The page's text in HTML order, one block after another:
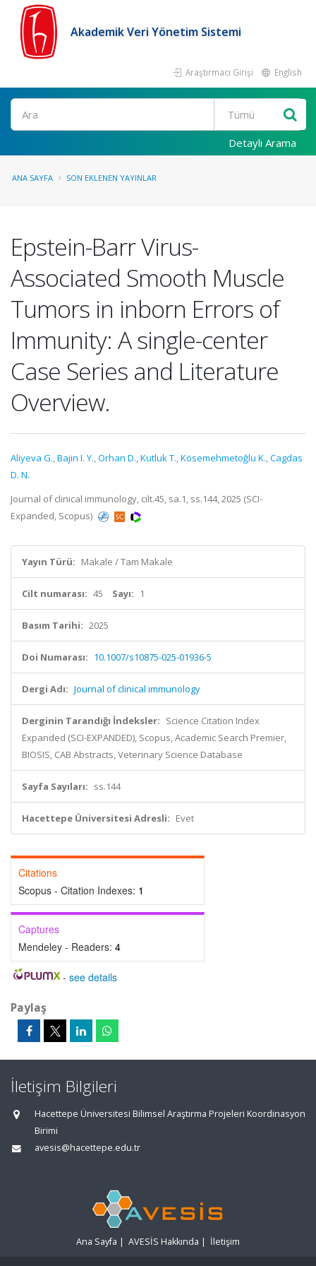
Akademik Veri Yönetim Sistemi
Araştırmacı Girişi English
Ara
Detaylı Arama
ANA SAYFA SON EKLENEN YAYINLAR
Epstein-Barr Virus-
Associated Smooth Muscle
Tumors in inborn Errors of
Immunity: A single-center
Case Series and Literature
Overview.
Aliyeva G.,Bajin I. Y.,Orhan D.,Kutluk T.,Kösemehmetoğlu K.,Cagdas
D. N.
Journal of clinical immunology, cilt.45, sa.1, ss.144, 2025 (SCI-
Expanded, Scopus)
Yayın Türü: Makale / Tam Makale
Cilt numarası: 45 Sayı: 1
Basım Tarihi: 2025
Doi Numarası: 10.1007/s10875-025-01936-5
Dergi Adı: Journal of clinical immunology
Derginin Tarandığı İndeksler: Science Citation Index
Expanded (SCI-EXPANDED), Scopus, Academic Search Premier,
BIOSIS, CAB Abstracts, Veterinary Science Database
Sayfa Sayıları: ss.144
Hacettepe Üniversitesi Adresli: Evet
Citations
Scopus - Citation Indexes: 1
Captures
Mendeley - Readers: 4
- see details
Paylaş
İletişim Bilgileri
Hacettepe Üniversitesi Bilimsel Araştırma Projeleri Koordinasyon
Birimi
avesis@hacettepe.edu.tr
Ana Sayfa | AVESİS Hakkında | İletişim